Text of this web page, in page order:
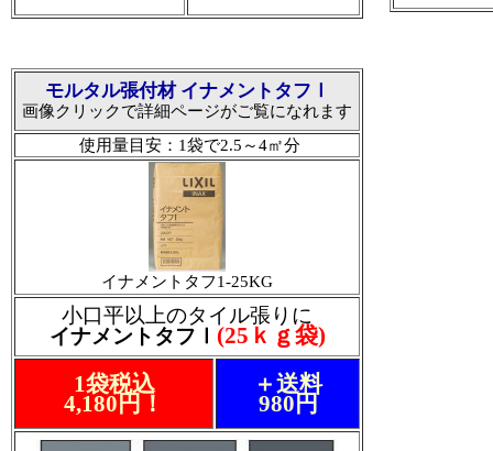
モルタル張付材 イナメントタフⅠ
画像クリックで詳細ページがご覧になれます
使用量目安：1袋で2.5～4㎡分
イナメントタフ1-25KG
小口平以上のタイル張りに
イナメントタフⅠ (25ｋｇ袋)
1袋税込
4,180円！
＋送料
980円